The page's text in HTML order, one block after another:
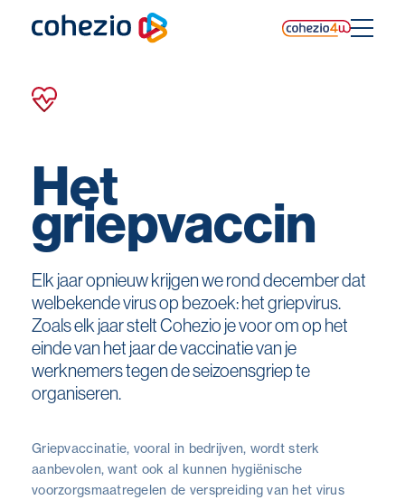
content
Het
griepvaccin
Elk jaar opnieuw krijgen we rond december dat
welbekende virus op bezoek: het griepvirus.
Zoals elk jaar stelt Cohezio je voor om op het
einde van het jaar de vaccinatie van je
werknemers tegen de seizoensgriep te
organiseren.
Griepvaccinatie, vooral in bedrijven, wordt sterk
aanbevolen, want ook al kunnen hygiënische
voorzorgsmaatregelen de verspreiding van het virus